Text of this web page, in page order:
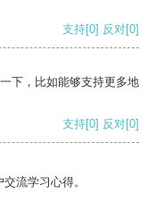
支持[0] 反对[0]
下，比如能够支持更多地
支持[0] 反对[0]
流学习心得。